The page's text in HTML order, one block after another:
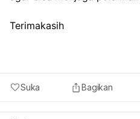
Terimakasih
Suka Bagikan